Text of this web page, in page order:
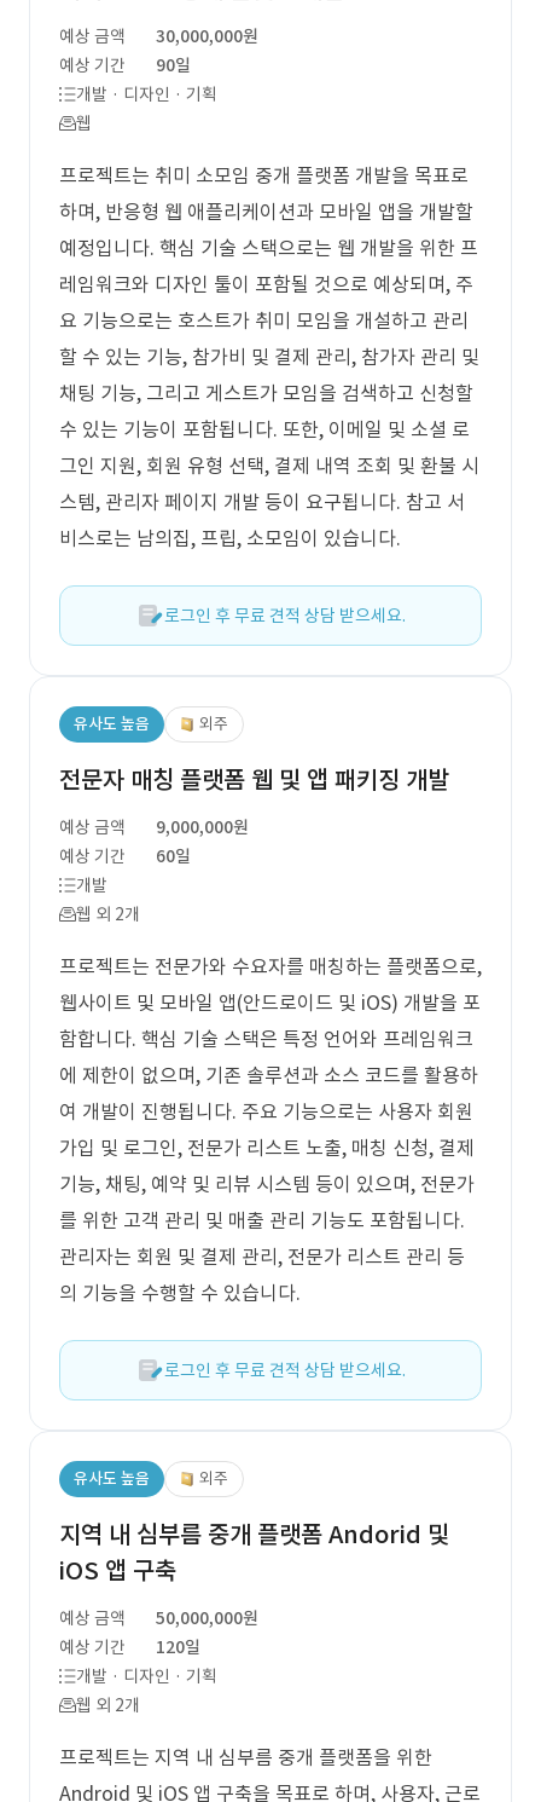
예상 금액
30,000,000원
예상 기간
90일
개발 · 디자인 · 기획
웹
프로젝트는 취미 소모임 중개 플랫폼 개발을 목표로
하며, 반응형 웹 애플리케이션과 모바일 앱을 개발할
예정입니다. 핵심 기술 스택으로는 웹 개발을 위한 프
레임워크와 디자인 툴이 포함될 것으로 예상되며, 주
요 기능으로는 호스트가 취미 모임을 개설하고 관리
할 수 있는 기능, 참가비 및 결제 관리, 참가자 관리 및
채팅 기능, 그리고 게스트가 모임을 검색하고 신청할
수 있는 기능이 포함됩니다. 또한, 이메일 및 소셜 로
그인 지원, 회원 유형 선택, 결제 내역 조회 및 환불 시
스템, 관리자 페이지 개발 등이 요구됩니다. 참고 서
비스로는 남의집, 프립, 소모임이 있습니다.
로그인 후 무료 견적 상담 받으세요.
유사도 높음 외주
전문자 매칭 플랫폼 웹 및 앱 패키징 개발
예상 금액
9,000,000원
예상 기간
60일
개발
웹 외 2개
프로젝트는 전문가와 수요자를 매칭하는 플랫폼으로,
웹사이트 및 모바일 앱(안드로이드 및 iOS) 개발을 포
함합니다. 핵심 기술 스택은 특정 언어와 프레임워크
에 제한이 없으며, 기존 솔루션과 소스 코드를 활용하
여 개발이 진행됩니다. 주요 기능으로는 사용자 회원
가입 및 로그인, 전문가 리스트 노출, 매칭 신청, 결제
기능, 채팅, 예약 및 리뷰 시스템 등이 있으며, 전문가
를 위한 고객 관리 및 매출 관리 기능도 포함됩니다.
관리자는 회원 및 결제 관리, 전문가 리스트 관리 등
의 기능을 수행할 수 있습니다.
로그인 후 무료 견적 상담 받으세요.
유사도 높음 외주
지역 내 심부름 중개 플랫폼 Andorid 및
iOS 앱 구축
예상 금액
50,000,000원
예상 기간
120일
개발 · 디자인 · 기획
웹 외 2개
프로젝트는 지역 내 심부름 중개 플랫폼을 위한
Android 및 iOS 앱 구축을 목표로 하며, 사용자, 근로